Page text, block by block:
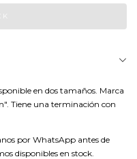
en dos tamaños. Marca
Tiene una terminación con
por WhatsApp antes de
disponibles en stock.